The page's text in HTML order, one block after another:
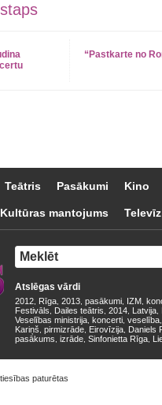
“Pastkarte no
Teātris Pasākumi Kino
Kultūras mantojums
Atslēgas vārdi
2012 Rīga 2013 pasākumi IZM
Festivāls
Dailes teātris 2014 Latvija
Veselības ministrija koncerti veselība
Kariņš pirmizrāde Eirovīzija Daniels
pasākums izrāde Sinfonietta Rīga
paturētas